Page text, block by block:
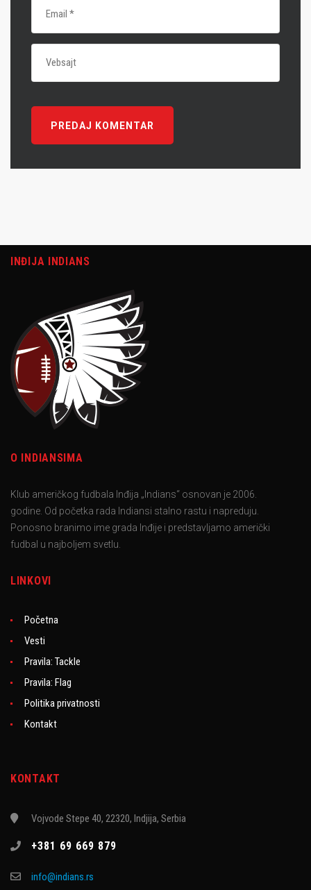
INĐIJA INDIANS
O INDIANSIMA
Klub američkog fudbala Inđija „Indians“ osnovan je 2006.
godine. Od početka rada Indiansi stalno rastu i napreduju.
Ponosno branimo ime grada Inđije i predstavljamo američki
fudbal u najboljem svetlu.
LINKOVI
Početna
Vesti
Pravila: Tackle
Pravila: Flag
Politika privatnosti
Kontakt
KONTAKT
Vojvode Stepe 40, 22320, Indjija, Serbia
+381 69 669 879
info@indians.rs